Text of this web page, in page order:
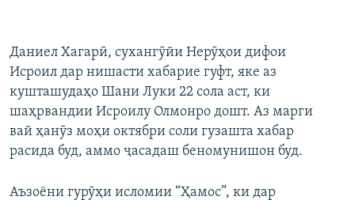
Даниел Хагарӣ, сухангӯйи Нерӯҳои дифои
Исроил дар нишасти хабарие гуфт, яке аз
кушташудаҳо Шани Луки 22 сола аст, ки
шаҳрвандии Исроилу Олмонро дошт. Аз марги
вай ҳанӯз моҳи октябри соли гузашта хабар
расида буд, аммо ҷасадаш беномунишон буд.
Аъзоёни гурӯҳи исломии “Ҳамос”, ки дар